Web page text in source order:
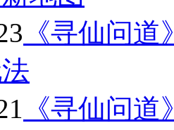
《寻仙问
《寻仙问